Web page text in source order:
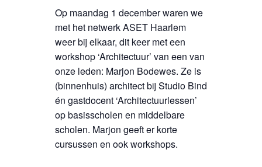
Op maandag 1 december waren we
met het netwerk ASET Haarlem
weer bij elkaar, dit keer met een
workshop ‘Architectuur’ van een van
onze leden: Marjon Bodewes. Ze is
(binnenhuis) architect bij Studio Bind
én gastdocent ‘Architectuurlessen’
op basisscholen en middelbare
scholen. Marjon geeft er korte
cursussen en ook workshops.